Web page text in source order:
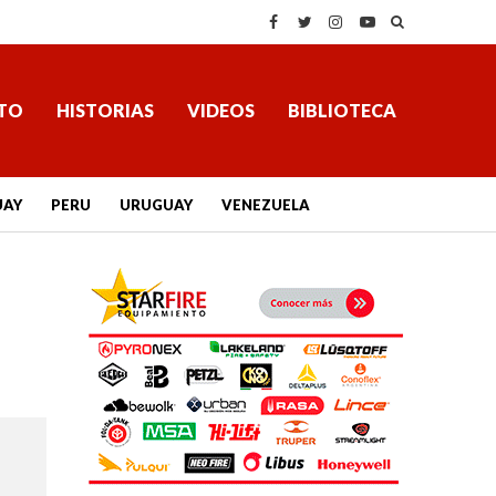
HISTORIAS VIDEOS BIBLIOTECA
PERU URUGUAY VENEZUELA